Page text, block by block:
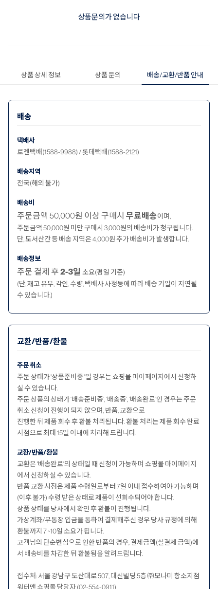
상품문의가 없습니다
상품 상세 정보 상품 문의 배송/교환/반품 안내
배송
택배사
로젠택배(1588-9988) / 롯데택배(1588-2121)
배송지역
전국(해외 불가)
배송비
주문금액 50,000원 이상 구매시 무료배송이며,
주문금액 50,000원 미만 구매시 3,000원의 배송비가 청구됩니다.
단, 도서산간 등 배송 지역은 4,000원 추가 배송비가 발생합니다.
배송정보
주문 결제 후2-3일 소요(평일 기준)
(단, 재고 유무, 각인, 수량, 택배사 사정등에 따라 배송 기일이 지연될
수 있습니다.)
교환/반품/환불
주문 취소
주문 상태가 '상품준비중 '일 경우는 쇼핑몰 마이페이지에서 신청하
실 수 있습니다.
주문 상품의 상태가 ‘배송준비중’, ‘배송중’, ‘배송완료’인 경우는 주문
취소 신청이 진행이 되지 않으며, 반품, 교환으로
진행한 뒤 제품 회수 후 환불 처리됩니다. 환불 처리는 제품 회수 완료
시점으로 최대 15일 이내에 처리해 드립니다.
교환/반품/환불
교환은 '배송완료'의 상태일 때 신청이 가능하며 쇼핑몰 마이페이지
에서 신청하실 수 있습니다.
반품 교환 시점은 제품 수령일로부터 7일 이내 접수하여야 가능하며
(이후 불가) 수령 받은 상태로 제품이 선회수되어야 합니다.
상품 상태를 당사에서 확인 후 환불이 진행됩니다.
가상계좌/무통장 입금을 통하여 결제해주신 경우 당사 규정에 의해
환불까지 7 ~10일 소요가 됩니다.
고객님의 단순변심으로 인한 반품의 경우, 결제금액(실결제 금액)에
서 배송비를 차감한 뒤 환불됨을 알려드립니다.
접수처: 서울 강남구 도산대로 507, 대신빌딩 5층 ㈜모나미 항소지점
워터맨 쇼핑몰 담당자 (02-554-0911)